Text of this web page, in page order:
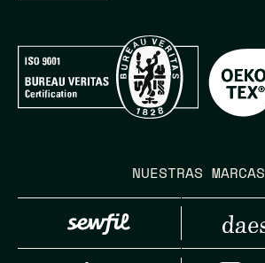
NUESTRAS MARCAS